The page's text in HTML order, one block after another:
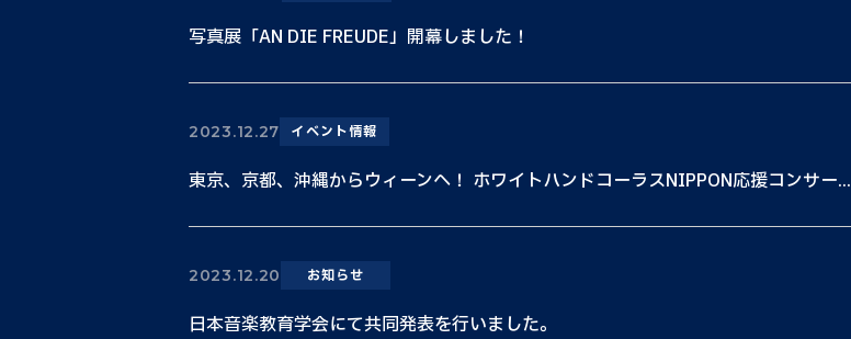
写真展「AN DIE FREUDE」開幕しました！
2023.12.27 イベント情報
東京、京都、沖縄からウィーンへ！ ホワイトハンドコーラスNIPPON応援コンサー...
2023.12.20 お知らせ
日本音楽教育学会にて共同発表を行いました。